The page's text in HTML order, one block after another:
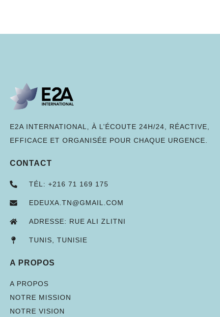
E2A INTERNATIONAL, À L’ÉCOUTE 24H/24, RÉACTIVE,
EFFICACE ET ORGANISÉE POUR CHAQUE URGENCE.
CONTACT
TÉL: +216 71 169 175
EDEUXA.TN@GMAIL.COM
ADRESSE: RUE ALI ZLITNI
TUNIS, TUNISIE
A PROPOS
A PROPOS
NOTRE MISSION
NOTRE VISION